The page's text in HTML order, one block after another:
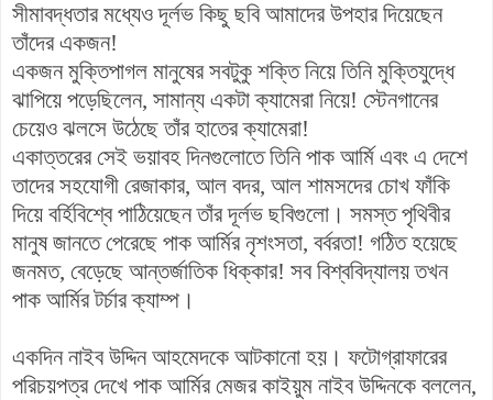
সীমাবদ্ধতার মধ্যেও দূর্লভ কিছু ছবি আমাদের উপহার দিয়েছেন
তাঁদের একজন!
একজন মুক্তিপাগল মানুষের সবটুকু শক্তি নিয়ে তিনি মুক্তিযুদ্ধে
ঝাপিয়ে পড়েছিলেন, সামান্য একটা ক্যামেরা নিয়ে! স্টেনগানের
চেয়েও ঝলসে উঠেছে তাঁর হাতের ক্যামেরা!
একাত্তরের সেই ভয়াবহ দিনগুলোতে তিনি পাক আর্মি এবং এ দেশে
তাদের সহযোগী রেজাকার, আল বদর, আল শামসদের চোখ ফাঁকি
দিয়ে বর্হিবিশ্বে পাঠিয়েছেন তাঁর দূর্লভ ছবিগুলো। সমস্ত পৃথিবীর
মানুষ জানতে পেরেছে পাক আর্মির নৃশংসতা, বর্বরতা! গঠিত হয়েছে
জনমত, বেড়েছে আন্তর্জাতিক ধিক্কার! সব বিশ্ববিদ্যালয় তখন
পাক আর্মির টর্চার ক্যাম্প।
একদিন নাইব উদ্দিন আহমেদকে আটকানো হয়। ফটোগ্রাফারের
পরিচয়পত্র দেখে পাক আর্মির মেজর কাইয়ুম নাইব উদ্দিনকে বললেন,